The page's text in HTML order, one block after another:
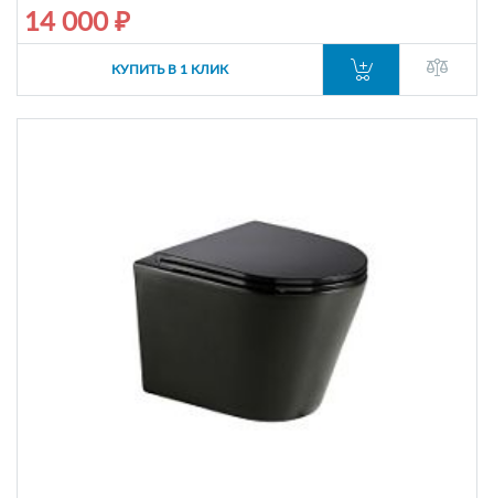
14 000 ₽
КУПИТЬ В 1 КЛИК